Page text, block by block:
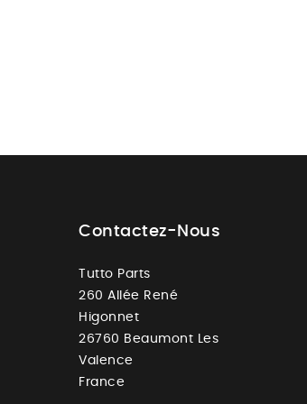
Contactez-Nous
Tutto Parts
260 Allée René
Higonnet
26760 Beaumont Les
Valence
France